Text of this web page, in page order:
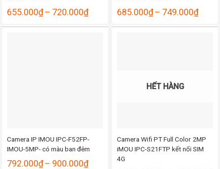
655.000₫– 720.000₫Khoảng
giá:
từ
685.000₫– 749.000₫
giá:
từ
Camera IP IMOU IPC-F52FP-
IMOU-5MP- có màu ban đêm
792.000₫– 900.000₫Khoảng
HẾT HÀNG
Camera Wifi PT Full Color 2MP
iMOU IPC-S21FTP kết nối SIM
4G